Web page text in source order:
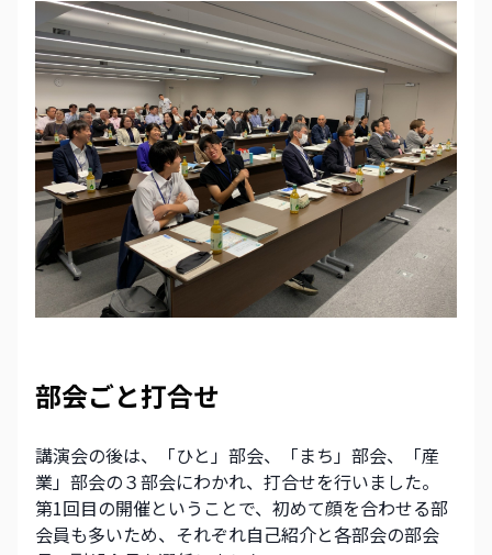
部会ごと打合せ
講演会の後は、「ひと」部会、「まち」部会、「産
業」部会の３部会にわかれ、打合せを行いました。
第1回目の開催ということで、初めて顔を合わせる部
会員も多いため、それぞれ自己紹介と各部会の部会